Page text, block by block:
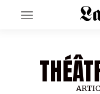
EN CE
GRAND
AU